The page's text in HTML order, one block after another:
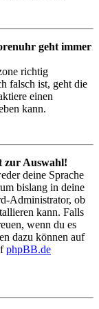
geht immer
richtig
falsch ist, geht die
einen
kann.
zur Auswahl!
deine Sprache
bislang in deine
Administrator, ob
kann. Falls
wenn du es
dazu können auf
phpBB.de